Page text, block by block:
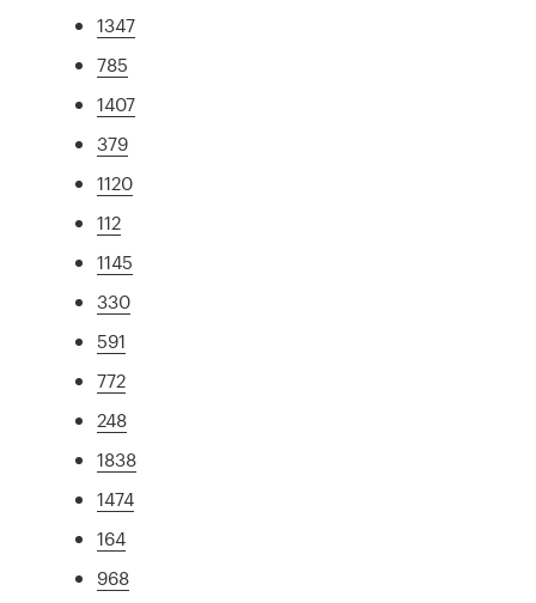
1347
785
1407
379
1120
112
1145
330
591
772
248
1838
1474
164
968